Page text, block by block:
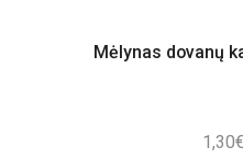
Mėlynas dovanų
1,30€